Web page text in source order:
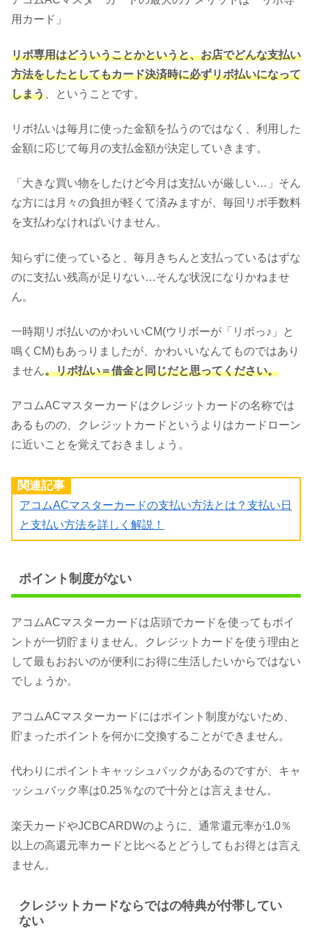
用カード」
リボ専用はどういうことかというと、お店でどんな支払い
方法をしたとしてもカード決済時に必ずリボ払いになって
しまう 、ということです。
リボ払いは毎月に使った金額を払うのではなく、利用した
金額に応じて毎月の支払金額が決定していきます。
「大きな買い物をしたけど今月は支払いが厳しい…」そん
な方には月々の負担が軽くて済みますが、毎回リボ手数料
を支払わなければいけません。
知らずに使っていると、毎月きちんと支払っているはずな
のに支払い残高が足りない…そんな状況になりかねませ
ん。
一時期リボ払いのかわいいCM(ウリボーが「リボっ♪」と
鳴くCM)もあっりましたが、かわいいなんてものではあり
ません。リボ払い＝借金と同じだと思ってください。
アコムACマスターカードはクレジットカードの名称では
あるものの、クレジットカードというよりはカードローン
に近いことを覚えておきましょう。
関連記事
アコムACマスターカードの支払い方法とは？支払い日
と支払い方法を詳しく解説！
ポイント制度がない
アコムACマスターカードは店頭でカードを使ってもポイ
ントが一切貯まりません。クレジットカードを使う理由と
して最もおおいのが便利にお得に生活したいからではない
でしょうか。
アコムACマスターカードにはポイント制度がないため、
貯まったポイントを何かに交換することができません。
代わりにポイントキャッシュバックがあるのですが、キャ
ッシュバック率は0.25％なので十分とは言えません。
楽天カードやJCBCARDWのように、通常還元率が1.0％
以上の高還元率カードと比べるとどうしてもお得とは言え
ません。
クレジットカードならではの特典が付帯してい
ない